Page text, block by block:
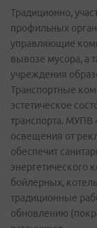
Традиционно,
профильных
управляющие
вывозе мусора, а
учреждения
Транспортные
эстетическое
транспорта. МУПВ
освещения от
обеспечит
энергетического
бойлерных,
традиционные
обновлению